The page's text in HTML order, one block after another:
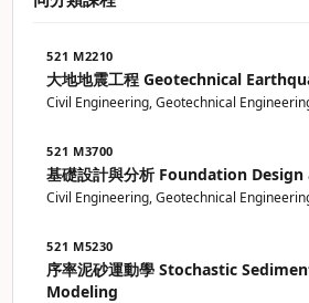
521 M2210
大地地震工程 Geotechnical
Civil Engineering, Geotechnical
521 M3700
基礎設計與分析 Foundation
Civil Engineering, Geotechnical
521 M5230
序率泥砂運動學 Stochastic
Modeling